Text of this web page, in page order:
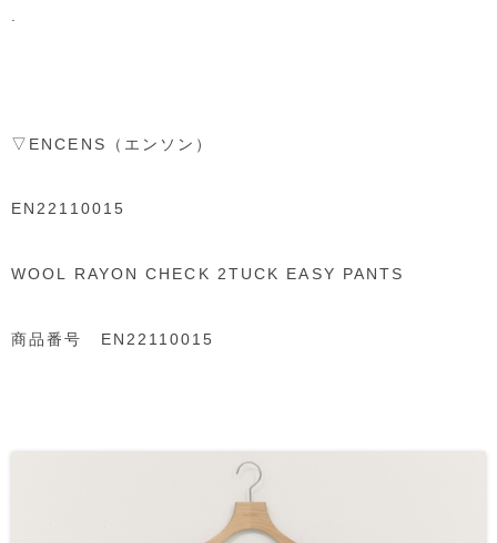
▽ENCENS（エンソン）
EN22110015
WOOL RAYON CHECK 2TUCK EASY PANTS
商品番号 EN22110015